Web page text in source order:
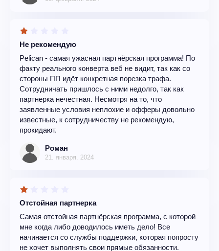
Не рекомендую
Pelican - самая ужасная партнёрская программа! По
факту реального конверта веб не видит, так как со
стороны ПП идёт конкретная порезка трафа.
Сотрудничать пришлось с ними недолго, так как
партнерка нечестная. Несмотря на то, что
заявленные условия неплохие и офферы довольно
известные, к сотрудничеству не рекомендую,
прокидают.
Роман
21. января. 2024
Отстойная партнерка
Самая отстойная партнёрская программа, с которой
мне когда либо доводилось иметь дело! Все
начинается со службы поддержки, которая попросту
не хочет выполнять свои прямые обязанности.